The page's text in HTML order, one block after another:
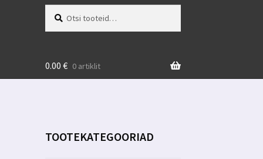
0.00 € 0 artiklit
TOOTEKATEGOORIAD